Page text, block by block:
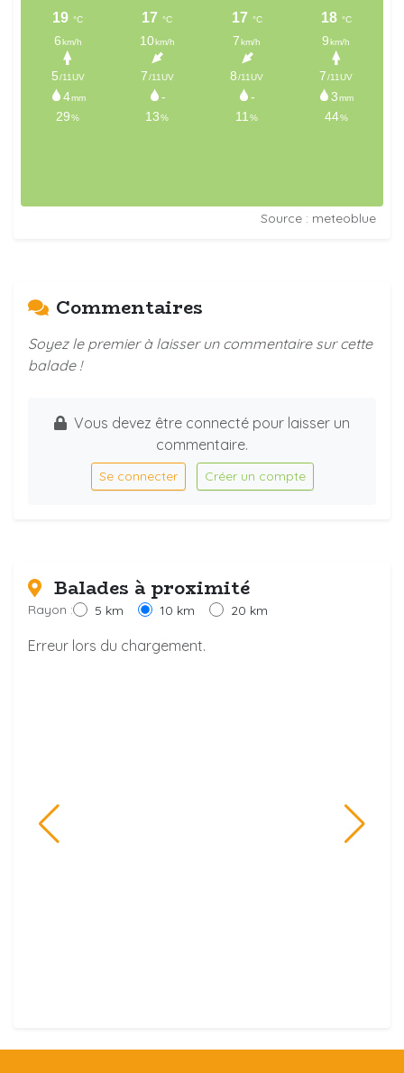
Source : meteoblue
Commentaires
Soyez le premier à laisser un commentaire sur cette
balade !
Vous devez être connecté pour laisser un
commentaire.
Se connecter Créer un compte
Balades à proximité
Rayon : 5 km 10 km 20 km
Erreur lors du chargement.